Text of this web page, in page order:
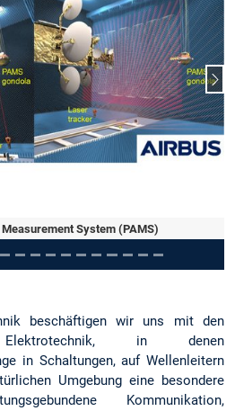
System (PAMS)
beschäftigen wir uns mit den
in denen
in Schaltungen, auf Wellenleitern
Umgebung eine besondere
Kommunikation,